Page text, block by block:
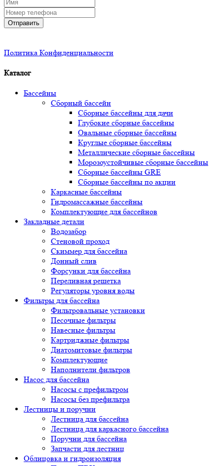
Отправить
Политика Конфиденциальности
Каталог
Бассейны
Сборный бассейн
Сборные бассейны для дачи
Глубокие сборные бассейны
Овальные сборные бассейны
Круглые сборные бассейны
Металлические сборные бассейны
Морозоустойчивые сборные бассейны
Сборные бассейны GRE
Сборные бассейны по акции
Каркасные бассейны
Гидромассажные бассейны
Комплектующие для бассейнов
Закладные детали
Водозабор
Стеновой проход
Скиммер для бассейна
Донный слив
Форсунки для бассейна
Переливная решетка
Регуляторы уровня воды
Фильтры для бассейна
Фильтровальные установки
Песочные фильтры
Навесные фильтры
Картриджные фильтры
Диатомитовые фильтры
Комплектующие
Наполнители фильтров
Насос для бассейна
Насосы с префильтром
Насосы без префильтра
Лестницы и поручни
Лестница для бассейна
Лестница для каркасного бассейна
Поручни для бассейна
Запчасти для лестниц
Облицовка и гидроизоляция